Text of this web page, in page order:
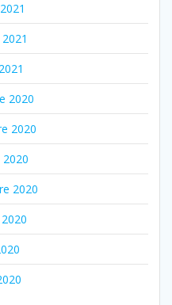
2020
2020
2020